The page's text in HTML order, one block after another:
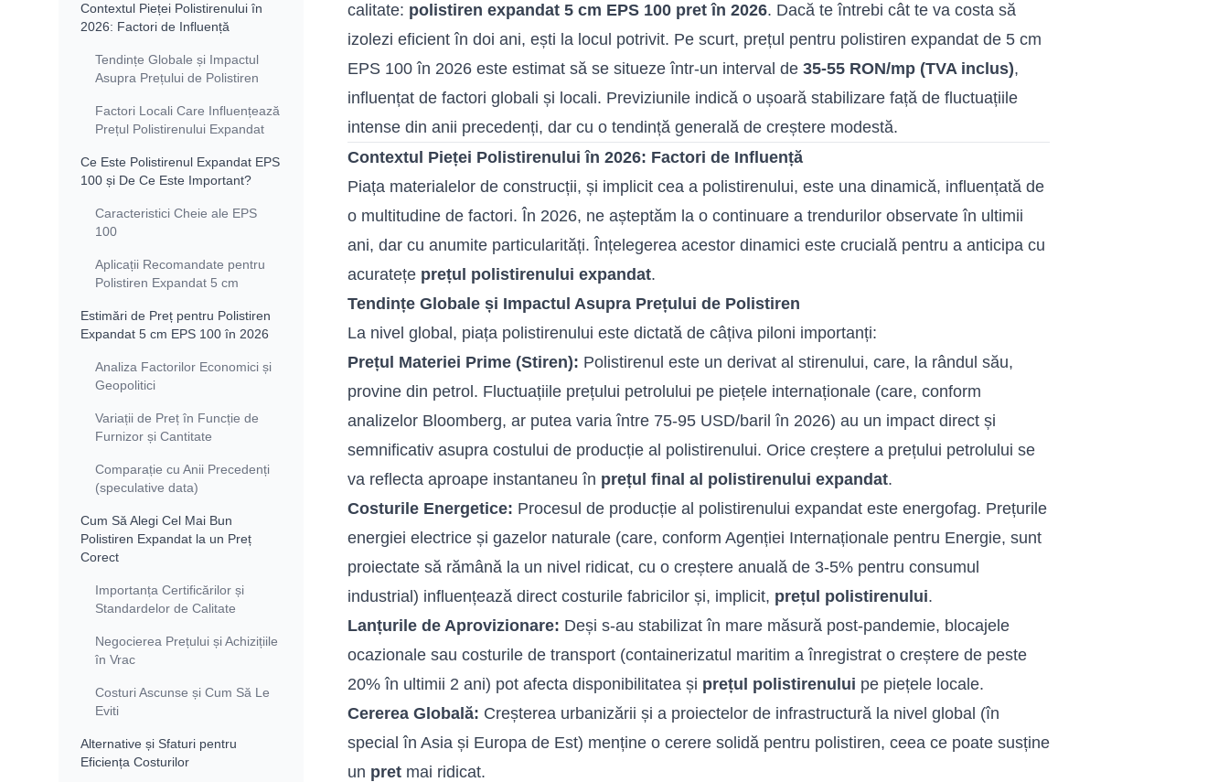
Contextul Pieței Polistirenului în
2026: Factori de Influență
Tendințe Globale și Impactul
Asupra Prețului de Polistiren
Factori Locali Care Influențează
Prețul Polistirenului Expandat
Ce Este Polistirenul Expandat EPS
100 și De Ce Este Important?
Caracteristici Cheie ale EPS
100
Aplicații Recomandate pentru
Polistiren Expandat 5 cm
Estimări de Preț pentru Polistiren
Expandat 5 cm EPS 100 în 2026
Analiza Factorilor Economici și
Geopolitici
Variații de Preț în Funcție de
Furnizor și Cantitate
Comparație cu Anii Precedenți
(speculative data)
Cum Să Alegi Cel Mai Bun
Polistiren Expandat la un Preț
Corect
Importanța Certificărilor și
Standardelor de Calitate
Negocierea Prețului și Achizițiile
în Vrac
Costuri Ascunse și Cum Să Le
Eviti
Alternative și Sfaturi pentru
Eficiența Costurilor
calitate: polistiren expandat 5 cm EPS 100 pret în 2026. Dacă te întrebi cât te va costa să
izolezi eficient în doi ani, ești la locul potrivit. Pe scurt, prețul pentru polistiren expandat de 5 cm
EPS 100 în 2026 este estimat să se situeze într-un interval de 35-55 RON/mp (TVA inclus),
influențat de factori globali și locali. Previziunile indică o ușoară stabilizare față de fluctuațiile
intense din anii precedenți, dar cu o tendință generală de creștere modestă.
Contextul Pieței Polistirenului în 2026: Factori de Influență
Piața materialelor de construcții, și implicit cea a polistirenului, este una dinamică, influențată de
o multitudine de factori. În 2026, ne așteptăm la o continuare a trendurilor observate în ultimii
ani, dar cu anumite particularități. Înțelegerea acestor dinamici este crucială pentru a anticipa cu
acuratețe prețul polistirenului expandat.
Tendințe Globale și Impactul Asupra Prețului de Polistiren
La nivel global, piața polistirenului este dictată de câțiva piloni importanți:
Prețul Materiei Prime (Stiren): Polistirenul este un derivat al stirenului, care, la rândul său,
provine din petrol. Fluctuațiile prețului petrolului pe piețele internaționale (care, conform
analizelor Bloomberg, ar putea varia între 75-95 USD/baril în 2026) au un impact direct și
semnificativ asupra costului de producție al polistirenului. Orice creștere a prețului petrolului se
va reflecta aproape instantaneu în prețul final al polistirenului expandat.
Costurile Energetice: Procesul de producție al polistirenului expandat este energofag. Prețurile
energiei electrice și gazelor naturale (care, conform Agenției Internaționale pentru Energie, sunt
proiectate să rămână la un nivel ridicat, cu o creștere anuală de 3-5% pentru consumul
industrial) influențează direct costurile fabricilor și, implicit, prețul polistirenului.
Lanțurile de Aprovizionare: Deși s-au stabilizat în mare măsură post-pandemie, blocajele
ocazionale sau costurile de transport (containerizatul maritim a înregistrat o creștere de peste
20% în ultimii 2 ani) pot afecta disponibilitatea și prețul polistirenului pe piețele locale.
Cererea Globală: Creșterea urbanizării și a proiectelor de infrastructură la nivel global (în
special în Asia și Europa de Est) menține o cerere solidă pentru polistiren, ceea ce poate susține
un pretmai ridicat.